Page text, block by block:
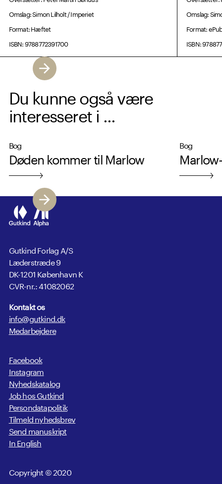
Omslag: Simon Lilholt / Imperiet
Format: Hæftet
ISBN: 9788772391700
Omslag:
Format:
ISBN:
Du kunne også være
interesseret i ...
Bog
Døden kommer til Marlow
Bog
Gutkind Forlag A/S
Læderstræde 9
DK-1201 København K
CVR-nr.: 41082062
Kontakt os
info@gutkind.dk
Medarbejdere
Facebook
Instagram
Nyhedskatalog
Job hos Gutkind
Persondatapolitik
Tilmeld nyhedsbrev
Send manuskript
In English
Copyright © 2020